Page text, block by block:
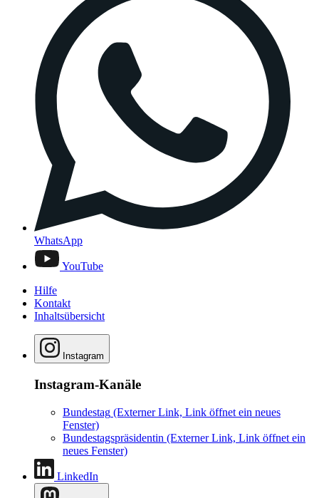
WhatsApp
YouTube
Hilfe
Kontakt
Inhaltsübersicht
Instagram
Instagram-Kanäle
Bundestag (Externer Link, Link öffnet ein neues
Fenster)
Bundestagspräsidentin (Externer Link, Link öffnet ein
neues Fenster)
LinkedIn